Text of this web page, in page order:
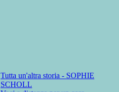
Tutta un'altra storia - SOPHIE
SCHOLL